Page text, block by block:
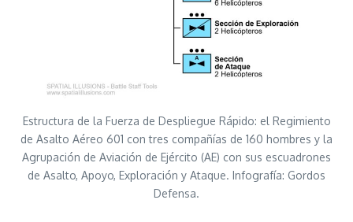
Estructura de la Fuerza de Despliegue Rápido: el Regimiento
de Asalto Aéreo 601 con tres compañías de 160 hombres y la
Agrupación de Aviación de Ejército (AE) con sus escuadrones
de Asalto, Apoyo, Exploración y Ataque. Infografía: Gordos
Defensa.